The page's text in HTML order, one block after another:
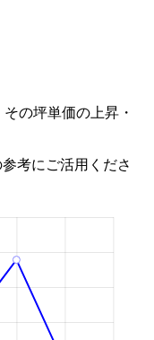
の坪単価の上昇・
考にご活用くださ